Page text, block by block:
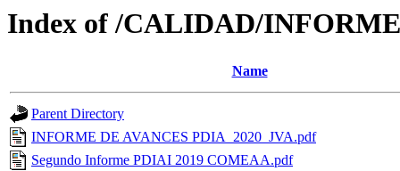
Index of /CALIDAD/
Name
Parent Directory
INFORME DE AVANCES PDIA_2020_JVA.pdf
Segundo Informe PDIAI 2019 COMEAA.pdf